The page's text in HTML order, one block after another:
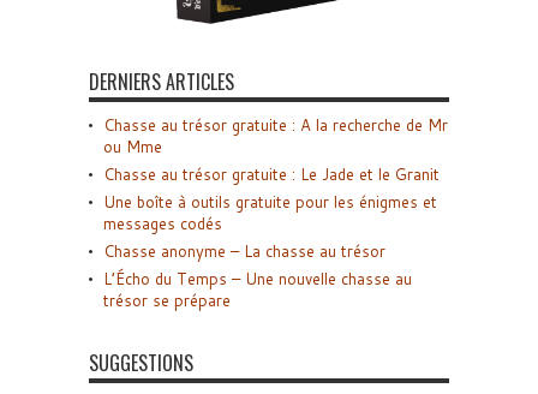
DERNIERS ARTICLES
Chasse au trésor gratuite : A la recherche de Mr
ou Mme
Chasse au trésor gratuite : Le Jade et le Granit
Une boîte à outils gratuite pour les énigmes et
messages codés
Chasse anonyme – La chasse au trésor
L’Écho du Temps – Une nouvelle chasse au
trésor se prépare
SUGGESTIONS